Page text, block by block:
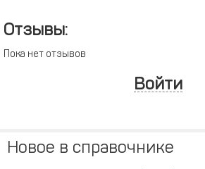
Отзывы:
Пока нет отзывов
Войти
Новое в справочнике